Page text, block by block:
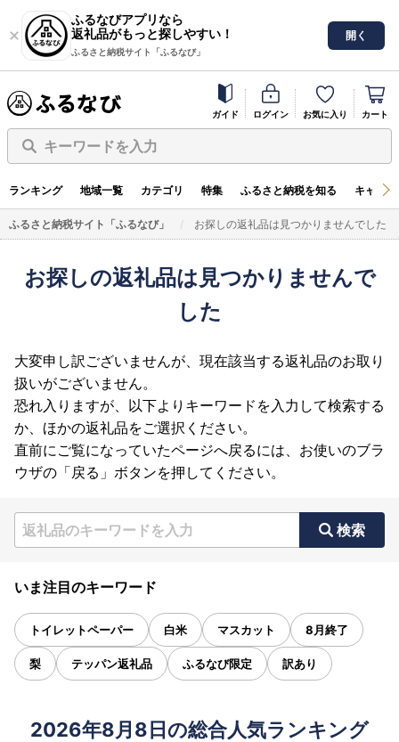
ふるなびアプリなら
返礼品がもっと探しやすい！
ふるさと納税サイト「ふるなび」
開く
ガイド ログイン お気に入り カート
キーワードを入力
ランキング 地域一覧 カテゴリ 特集 ふるさと納税を知る キャン
ふるさと納税サイト「ふるなび」 お探しの返礼品は見つかりませんでした
お探しの返礼品は見つかりませんで
した
大変申し訳ございませんが、現在該当する返礼品のお取り
扱いがございません。
恐れ入りますが、以下よりキーワードを入力して検索する
か、ほかの返礼品をご選択ください。
直前にご覧になっていたページへ戻るには、お使いのブラ
ウザの「戻る」ボタンを押してください。
検索
いま注目のキーワード
トイレットペーパー 白米 マスカット 8月終了
梨 テッパン返礼品 ふるなび限定 訳あり
2026年8月8日の総合人気ランキング